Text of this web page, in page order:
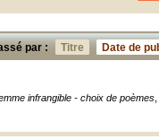
par : Titre Date de
infrangible - choix de poèmes